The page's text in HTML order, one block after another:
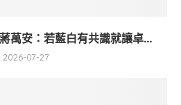
萬安：若藍白有共識就讓卓...
2026-07-27